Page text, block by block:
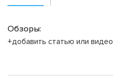
Обзоры:
+добавить статью или видео